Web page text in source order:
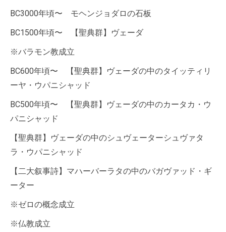
BC3000年頃〜 モヘンジョダロの石板
BC1500年頃〜 【聖典群】ヴェーダ
※バラモン教成立
BC600年頃〜 【聖典群】ヴェーダの中のタイッティリ
ーヤ・ウパニシャッド
BC500年頃〜 【聖典群】ヴェーダの中のカータカ・ウ
パニシャッド
【聖典群】ヴェーダの中のシュヴェーターシュヴァタ
ラ・ウパニシャッド
【二大叙事詩】マハーバーラタの中のバガヴァッド・ギ
ーター
※ゼロの概念成立
※仏教成立